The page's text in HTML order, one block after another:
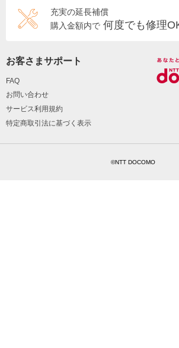
充実の延長補償
購入金額内で 何度でも修理
お客さまサポート
FAQ
お問い合わせ
サービス利用規約
特定商取引法に基づく表示
©NTT DOCOMO